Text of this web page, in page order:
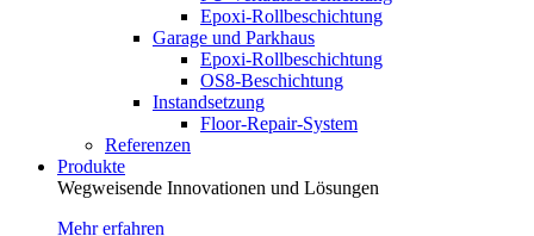
Epoxi-Rollbeschichtung
Garage und Parkhaus
Epoxi-Rollbeschichtung
OS8-Beschichtung
Instandsetzung
Floor-Repair-System
Referenzen
Produkte
Wegweisende Innovationen und Lösungen
Mehr erfahren